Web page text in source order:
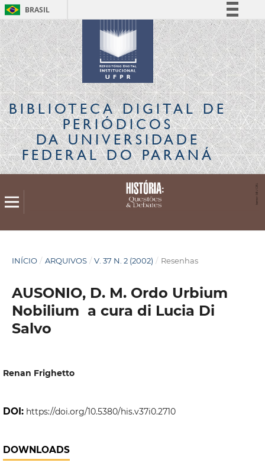
BRASIL
Simplifique!
Comunica BR
Participe
Acesso à informação
Legislação
Canais
BIBLIOTECA DIGITALDE
PERIÓDICOS
DA UNIVERSIDADE
FEDERAL DO PARANÁ
INÍCIO / ARQUIVOS / V. 37 N. 2 (2002) / Resenhas
AUSONIO, D. M. Ordo Urbium
Nobilium  a cura di Lucia Di
Salvo
Renan Frighetto
DOI: https://doi.org/10.5380/his.v37i0.2710
DOWNLOADS